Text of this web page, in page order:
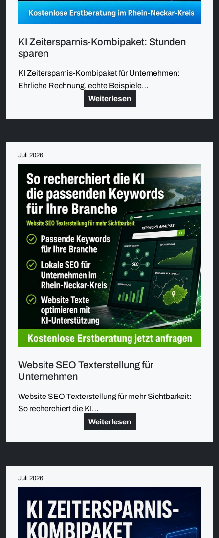
KI Zeitersparnis-Kombipaket: Stunden
sparen
KI Zeitersparnis-Kombipaket für Unternehmen:
Ehrliche Rechnung, echte Beispiele…
Weiterlesen
Juli 2026
Website SEO Texterstellung für
Unternehmen
Website SEO Texterstellung für mehr Sichtbarkeit:
So recherchiert die KI…
Weiterlesen
Juli 2026